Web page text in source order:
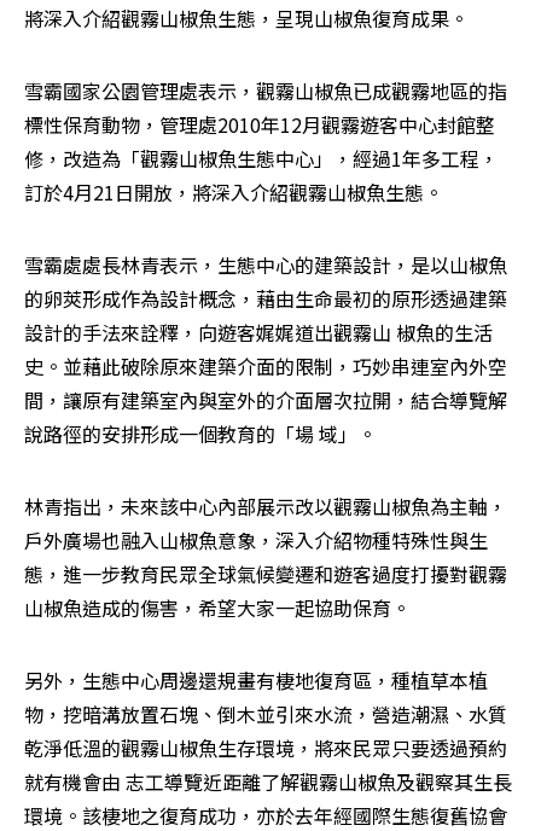
將深入介紹觀霧山椒魚生態，呈現山椒魚復育成果。
雪霸國家公園管理處表示，觀霧山椒魚已成觀霧地區的指
標性保育動物，管理處2010年12月觀霧遊客中心封館整
修，改造為「觀霧山椒魚生態中心」，經過1年多工程，
訂於4月21日開放，將深入介紹觀霧山椒魚生態。
雪霸處處長林青表示，生態中心的建築設計，是以山椒魚
的卵莢形成作為設計概念，藉由生命最初的原形透過建築
設計的手法來詮釋，向遊客娓娓道出觀霧山 椒魚的生活
史。並藉此破除原來建築介面的限制，巧妙串連室內外空
間，讓原有建築室內與室外的介面層次拉開，結合導覽解
說路徑的安排形成一個教育的「場 域」。
林青指出，未來該中心內部展示改以觀霧山椒魚為主軸，
戶外廣場也融入山椒魚意象，深入介紹物種特殊性與生
態，進一步教育民眾全球氣候變遷和遊客過度打擾對觀霧
山椒魚造成的傷害，希望大家一起協助保育。
另外，生態中心周邊還規畫有棲地復育區，種植草本植
物，挖暗溝放置石塊、倒木並引來水流，營造潮濕、水質
乾淨低溫的觀霧山椒魚生存環境，將來民眾只要透過預約
就有機會由 志工導覽近距離了解觀霧山椒魚及觀察其生長
環境。該棲地之復育成功，亦於去年經國際生態復舊協會